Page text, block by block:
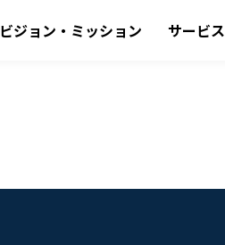
ビジョン・ミッション サービス